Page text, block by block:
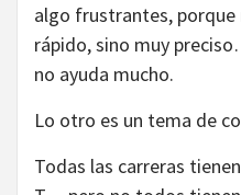
algo frustrantes, porque
rápido, sino muy
no ayuda mucho.
Lo otro es un tema de
Todas las carreras